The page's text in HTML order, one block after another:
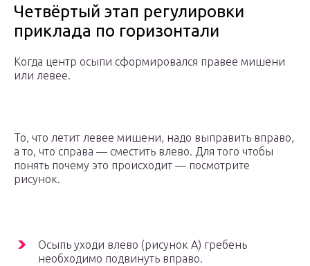
Четвёртый этап регулировки
приклада по горизонтали
Когда центр осыпи сформировался правее мишени
или левее.
То, что летит левее мишени, надо выправить вправо,
а то, что справа — сместить влево. Для того чтобы
понять почему это происходит — посмотрите
рисунок.
Осыпь уходи влево (рисунок А) гребень
необходимо подвинуть вправо.